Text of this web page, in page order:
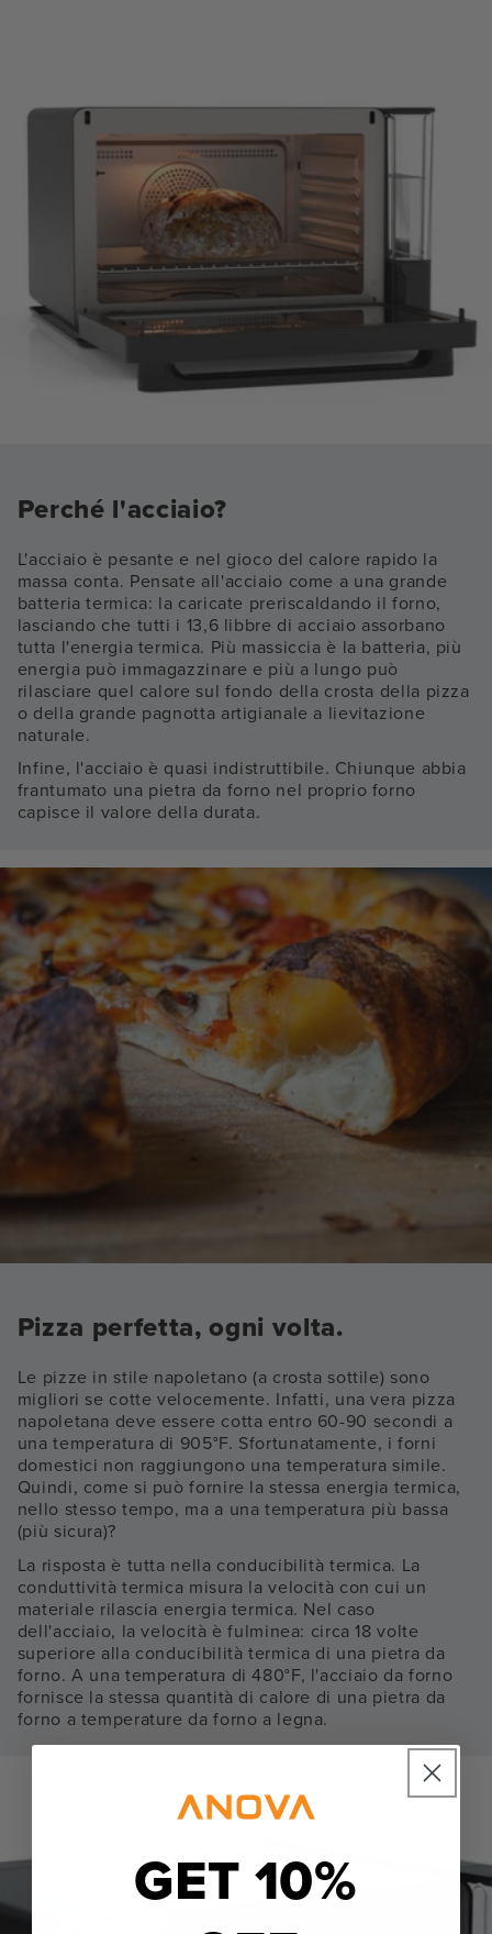
Perché l'acciaio?
L'acciaio è pesante e nel gioco del calore rapido la
massa conta. Pensate all'acciaio come a una grande
batteria termica: la caricate preriscaldando il forno,
lasciando che tutti i 13,6 libbre di acciaio assorbano
tutta l'energia termica. Più massiccia è la batteria, più
energia può immagazzinare e più a lungo può
rilasciare quel calore sul fondo della crosta della pizza
o della grande pagnotta artigianale a lievitazione
naturale.
Infine, l'acciaio è quasi indistruttibile. Chiunque abbia
frantumato una pietra da forno nel proprio forno
capisce il valore della durata.
Pizza perfetta, ogni volta.
Le pizze in stile napoletano (a crosta sottile) sono
migliori se cotte velocemente. Infatti, una vera pizza
napoletana deve essere cotta entro 60-90 secondi a
una temperatura di 905°F. Sfortunatamente, i forni
domestici non raggiungono una temperatura simile.
Quindi, come si può fornire la stessa energia termica,
nello stesso tempo, ma a una temperatura più bassa
(più sicura)?
La risposta è tutta nella conducibilità termica. La
conduttività termica misura la velocità con cui un
materiale rilascia energia termica. Nel caso
dell'acciaio, la velocità è fulminea: circa 18 volte
superiore alla conducibilità termica di una pietra da
forno. A una temperatura di 480°F, l'acciaio da forno
fornisce la stessa quantità di calore di una pietra da
forno a temperature da forno a legna.
GET 10%